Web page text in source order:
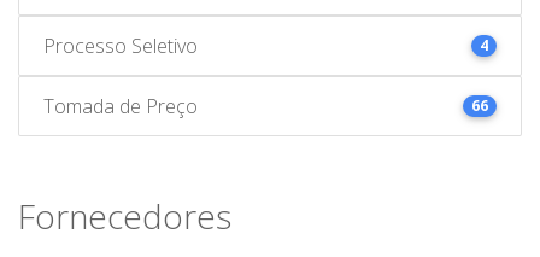
Processo Seletivo 4
Tomada de Preço 66
Fornecedores